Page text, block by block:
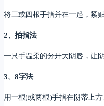
将三或四根手指并在一起，紧
2、拍指法
一只手温柔的分开大阴唇，让
3、8字法
用一根(或两根)手指在阴蒂上